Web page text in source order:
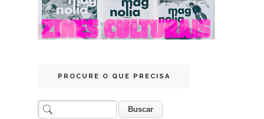
PROCURE O QUE PRECISA